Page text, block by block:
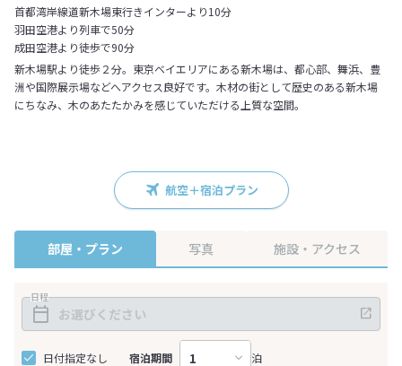
首都湾岸線道新木場東行きインターより10分
羽田空港より列車で50分
成田空港より徒歩で90分
新木場駅より徒歩２分。東京ベイエリアにある新木場は、都心部、舞浜、豊
洲や国際展示場などへアクセス良好です。木材の街として歴史のある新木場
にちなみ、木のあたたかみを感じていただける上質な空間。
航空＋宿泊プラン
部屋・プラン 写真 施設・アクセス
日程
日付指定なし 宿泊期間 泊